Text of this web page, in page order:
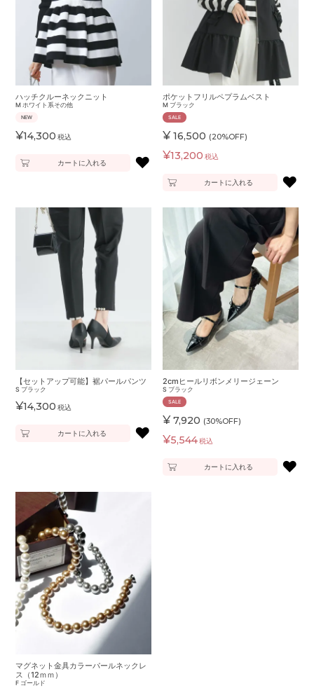
ハッチクルーネックニット
M ホワイト系その他
NEW
¥14,300 税込
カートに入れる ♥
ポケットフリルペプラムベスト
M ブラック
SALE
¥ 16,500 (20%OFF)
¥13,200 税込
カートに入れる ♥
【セットアップ可能】裾パールパンツ
S ブラック
¥14,300 税込
カートに入れる ♥
2cmヒールリボンメリージェーン
S ブラック
SALE
¥ 7,920 (30%OFF)
¥5,544税込
カートに入れる ♥
マグネット金具カラーパールネックレ
ス（12ｍｍ）
F ゴールド